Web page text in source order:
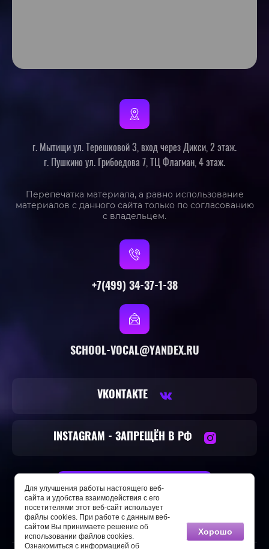
г. Мытищи ул. Терешковой 3, вход через Дикси, 2 этаж.
г. Пушкино ул. Грибоедова 7, ТЦ Флагман, 4 этаж.
Перепечатка материала, а равно использование
материалов с данного сайта только по согласованию
с владельцем.
+7(499) 34-37-1-38
SCHOOL-VOCAL@YANDEX.RU
VKONTAKTE
INSTAGRAM - ЗАПРЕЩЁН В РФ
ОСТАВИТЬ ЗАЯВКУ
Для улучшения работы настоящего веб-
сайта и удобства взаимодействия с его
посетителями этот веб-сайт использует
файлы cookies. При работе с данным веб-
сайтом Вы принимаете решение об
использовании файлов cookies.
Ознакомиться с информацией об
Хорошо